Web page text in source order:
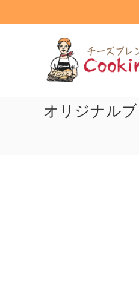
ク
ッ
キ
ン
チ
オリジナル